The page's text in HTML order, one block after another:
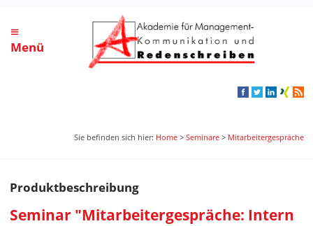
Sie befinden sich hier: Home> Seminare> Mitarbeitergespräche
≡
Menü
Produktbeschreibung
Seminar "Mitarbeitergespräche: Intern